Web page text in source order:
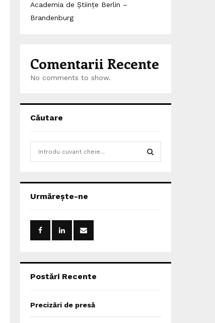
Academia de Științe Berlin –
Brandenburg
Comentarii Recente
No comments to show.
Căutare
h
o
:
Urmărește-ne
Postări Recente
Precizări de presă